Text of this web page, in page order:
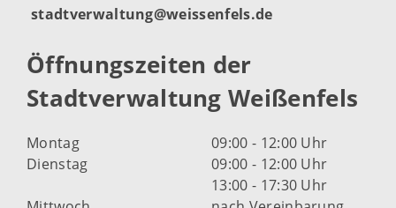
stadtverwaltung@weissenfels.de
Öffnungszeiten der
Stadtverwaltung Weißenfels
Montag
09:00 - 12:00 Uhr
Dienstag
09:00 - 12:00 Uhr
13:00 - 17:30 Uhr